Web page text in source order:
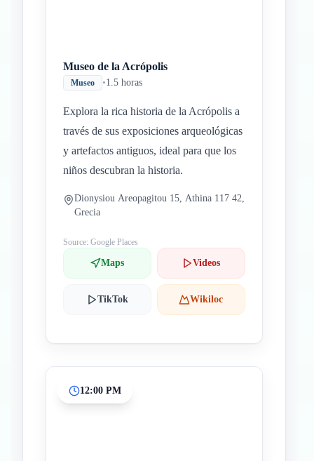
Museo de la Acrópolis
Museo •1.5 horas
Explora la rica historia de la Acrópolis a
través de sus exposiciones arqueológicas
y artefactos antiguos, ideal para que los
niños descubran la historia.
Dionysiou Areopagitou 15, Athina 117 42,
Grecia
Source: Google Places
Maps Videos
TikTok Wikiloc
12:00 PM